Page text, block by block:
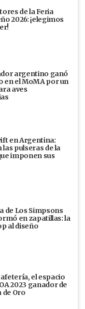
de la Feria
2026: ¡elegimos
argentino ganó
en el MoMA por un
aves
en Argentina:
las pulseras de la
imponen sus
de Los Simpsons
en zapatillas: la
al diseño
el espacio
2023 ganador de
de Oro